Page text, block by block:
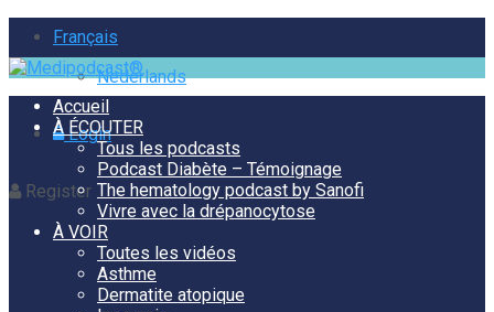
Français
Nederlands
Login
Register
Accueil
À ÉCOUTER
Tous les podcasts
Podcast Diabète – Témoignage
The hematology podcast by Sanofi
Vivre avec la drépanocytose
À VOIR
Toutes les vidéos
Asthme
Dermatite atopique